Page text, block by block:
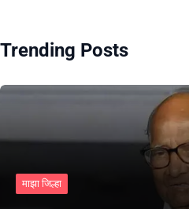
Trending Posts
माझा जिल्हा